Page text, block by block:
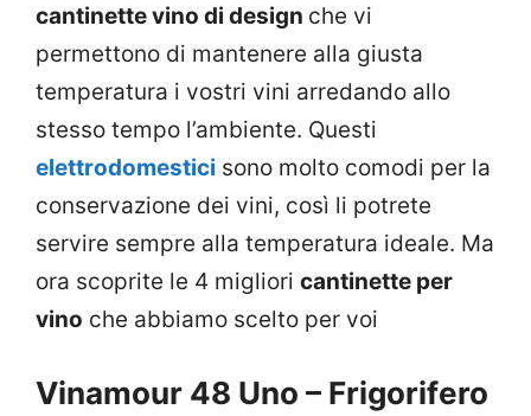
cantinette vino di design che vi
permettono di mantenere alla giusta
temperatura i vostri vini arredando allo
stesso tempo l’ambiente. Questi
elettrodomestici sono molto comodi per la
conservazione dei vini, così li potrete
servire sempre alla temperatura ideale. Ma
ora scoprite le 4 migliori cantinette per
vino che abbiamo scelto per voi
Vinamour 48 Uno – Frigorifero